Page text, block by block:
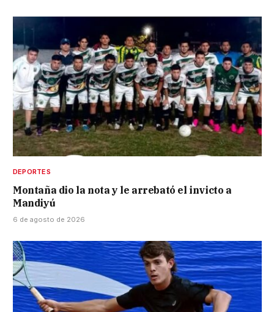
DEPORTES
Montaña dio la nota y le arrebató el invicto a
Mandiyú
6 de agosto de 2026